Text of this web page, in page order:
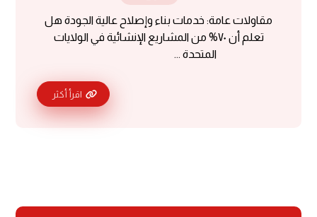
مقاولات عامة: خدمات بناء وإصلاح عالية الجودة هل
تعلم أن ٧٠% من المشاريع الإنشائية في الولايات
المتحدة ...
اقرأ أكثر